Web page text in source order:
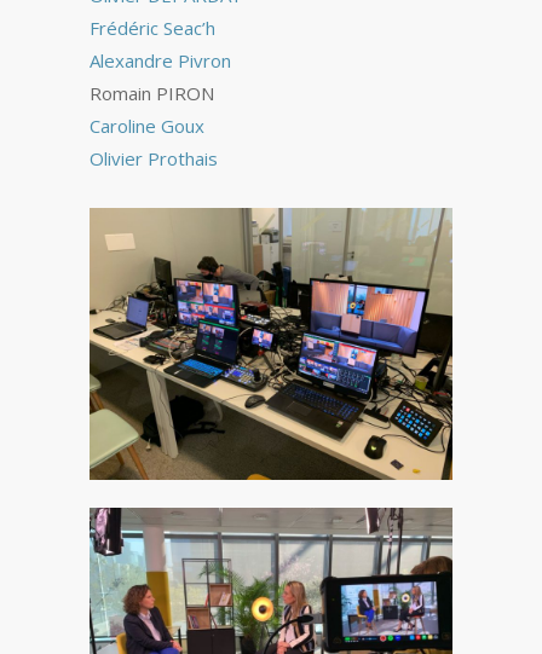
Frédéric Seac’h
Alexandre Pivron
Romain PIRON
Caroline Goux
Olivier Prothais